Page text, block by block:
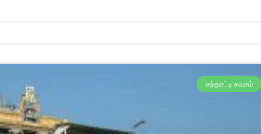
கந்தசட்டி கவசம்